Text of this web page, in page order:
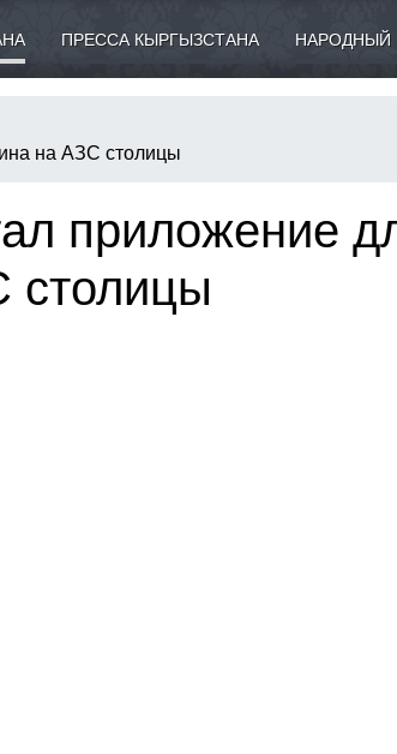
ПРЕССА КЫРГЫЗСТАНА НАРОДНЫЙ
на АЗС столицы
приложение
столицы